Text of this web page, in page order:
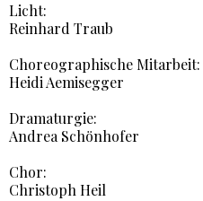
Licht:
Reinhard Traub
Choreographische Mitarbeit:
Heidi Aemisegger
Dramaturgie:
Andrea Schönhofer
Chor:
Christoph Heil